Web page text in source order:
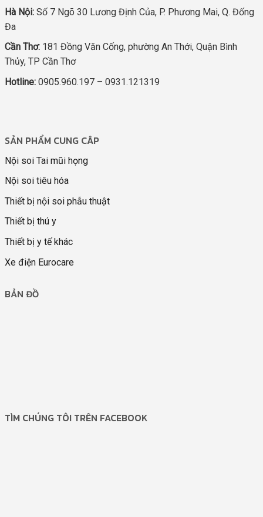
Hà Nội: Số 7 Ngõ 30 Lương Định Của, P. Phương Mai, Q. Đống
Đa
Cần Thơ: 181 Đồng Văn Cống, phường An Thới, Quận Bình
Thủy, TP Cần Thơ
Hotline: 0905.960.197 – 0931.121319
SẢN PHẨM CUNG CÂP
Nội soi Tai mũi họng
Nội soi tiêu hóa
Thiết bị nội soi phẫu thuật
Thiết bị thú y
Thiết bị y tế khác
Xe điện Eurocare
BẢN ĐỒ
TÌM CHÚNG TÔI TRÊN FACEBOOK